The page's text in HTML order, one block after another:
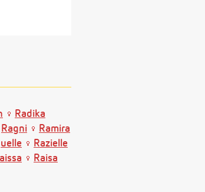
Radika
Ragni
Ramira
Razielle
Raisa